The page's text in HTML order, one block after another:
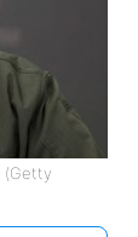
(Getty